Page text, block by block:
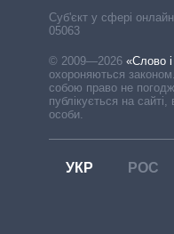
Cуб'єкт у сфері
05063
© 2009—2026 «Слово
охороняються
собою право не
публікується на
особи.
УКР РОС